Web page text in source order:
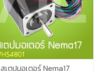
สเตปมอเตอร์ Nema17